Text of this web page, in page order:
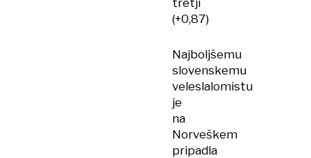
tretji
(+0,87)
Najboljšemu
slovenskemu
veleslalomistu
je
na
Norveškem
pripadla